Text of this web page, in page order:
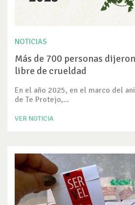
NOTICIAS
Más de 700 personas
libre de crueldad
En el año 2025, en el marco del
de Te Protejo,...
VER NOTICIA